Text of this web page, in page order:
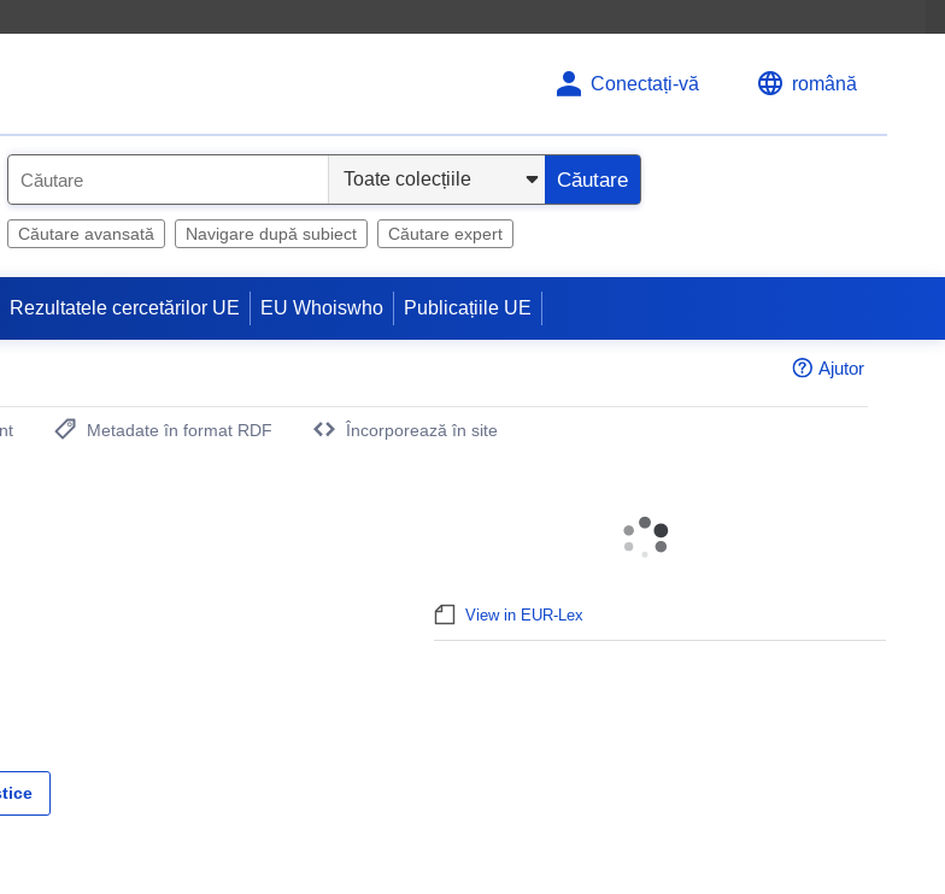
Conectați-vă română
e
Căutare
Căutare avansată Navigare după subiect Căutare expert
Rezultatele cercetărilor UE EU Whoiswho Publicațiile UE
Ajutor
Metadate în format RDF
Încorporează în site
View in EUR-Lex